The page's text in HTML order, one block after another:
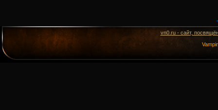
vn0.ru - сайт,